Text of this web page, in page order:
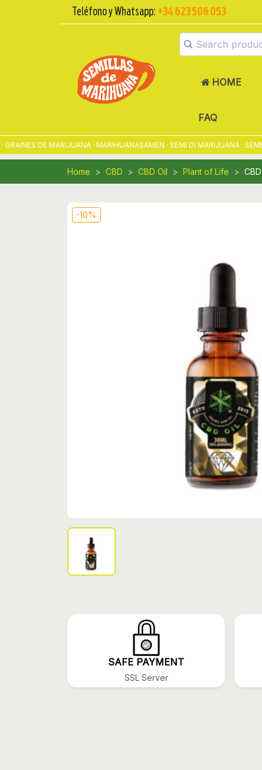
Teléfono y Whatsapp: +34 623 506 053
HOME
FAQ
DE MARIJUANA · MARIHUANASAMEN · SEMI DI MARIJUANA ·
Home CBD CBD Oil Plant of Life
-10%
SAFE PAYMENT
SSL Server